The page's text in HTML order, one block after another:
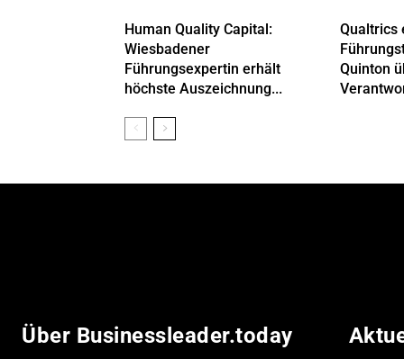
Human Quality Capital:
Wiesbadener
Führungsexpertin erhält
höchste Auszeichnung...
Qualtrics
Quinton
Über Businessleader.today